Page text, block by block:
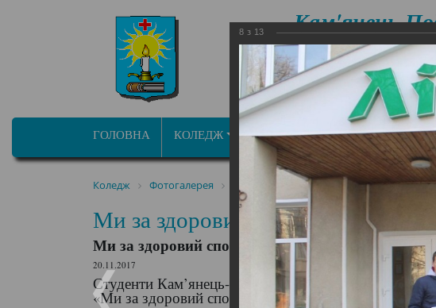
Кам'янець-
фаховий
ГОЛОВНА КОЛЕДЖ ОСВІТНЬО ПРОФЕСІЙНІ
ПРОГРАМИ/СПЕЦІАЛЬНОСТІ
Коледж Фотогалерея Ми за здоровий спосіб життя
Ми за здоровий спосіб життя
Ми за здоровий спосіб життя
20.11.2017
Студенти Кам’янець-Подільського медичного
«Ми за здоровий спосіб життя» серед учнів 9-го та
8 з 13